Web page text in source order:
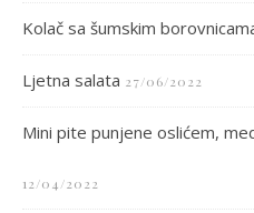
Kolač sa šumskim
Ljetna salata 27/06/2022
Mini pite punjene oslićem,
12/04/2022